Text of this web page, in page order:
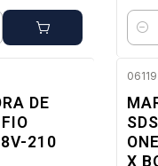
DE
210
X